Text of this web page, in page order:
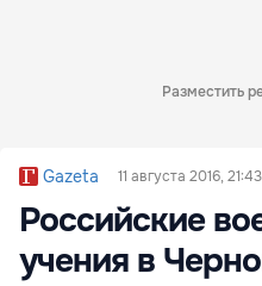
Разместить
Gazeta 11 августа 2016, 21:43
Российские
учения в